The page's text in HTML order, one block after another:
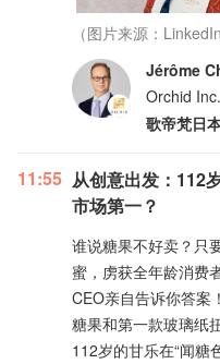
（图片来源：
Jérôme
Orchid
歌帝梵日
11:55 从创意出发：112
市场第一？
谁说糖果不好卖？只
蜜，虏获全年龄消费
CEO亲自告诉你答案
糖果和第一款玻璃纸
112岁的甘乐在“闻糖